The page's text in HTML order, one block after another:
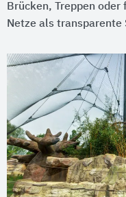
Brücken, Treppen
Netze als